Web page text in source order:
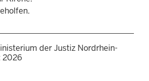
der Justiz Nordrhein-
2026